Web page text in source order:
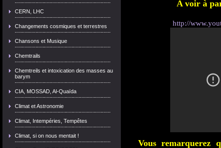
CERN, LHC
Changements cosmiques et terrestres
Chansons et Musique
Chemtrails
Chemtreils et intoxication des masses au
barym
CIA, MOSSAD, Al-Quaïda
Climat et Astronomie
Climat, Intempéries, Tempêtes
Climat, si on nous mentait !
A voir à
http://
Vous